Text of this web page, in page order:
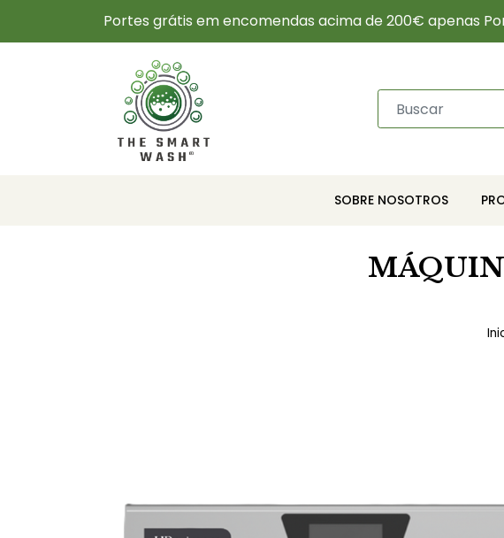
Portes grátis em encomendas acima de 200€ apenas
SOBRE NOSOTROS